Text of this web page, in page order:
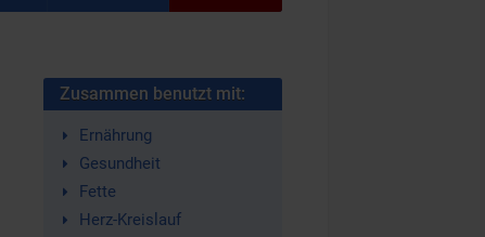
Zusammen benutzt mit:
Ernährung
Gesundheit
Fette
Herz-Kreislauf